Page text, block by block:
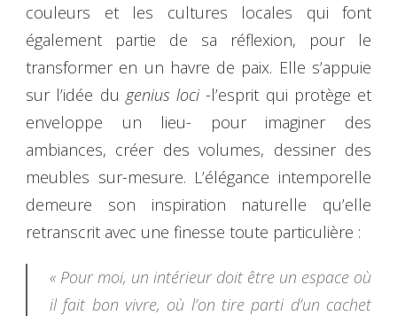
couleurs et les cultures locales qui font
également partie de sa réflexion, pour le
transformer en un havre de paix. Elle s’appuie
sur l’idée du genius loci-l’esprit qui protège et
enveloppe un lieu- pour imaginer des
ambiances, créer des volumes, dessiner des
meubles sur-mesure. L’élégance intemporelle
demeure son inspiration naturelle qu’elle
retranscrit avec une finesse toute particulière :
« Pour moi, un intérieur doit être un espace où
il fait bon vivre, où l’on tire parti d’un cachet